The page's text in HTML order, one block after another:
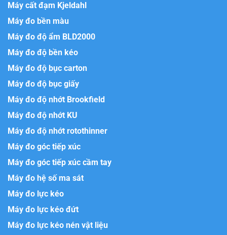
Máy cất đạm Kjeldahl
Máy đo bền màu
Máy đo độ ẩm BLD2000
Máy đo độ bền kéo
Máy đo độ bục carton
Máy đo độ bục giấy
Máy đo độ nhớt Brookfield
Máy đo độ nhớt KU
Máy đo độ nhớt rotothinner
Máy đo góc tiếp xúc
Máy đo góc tiếp xúc cầm tay
Máy đo hệ số ma sát
Máy đo lực kéo
Máy đo lực kéo đứt
Máy đo lực kéo nén vật liệu